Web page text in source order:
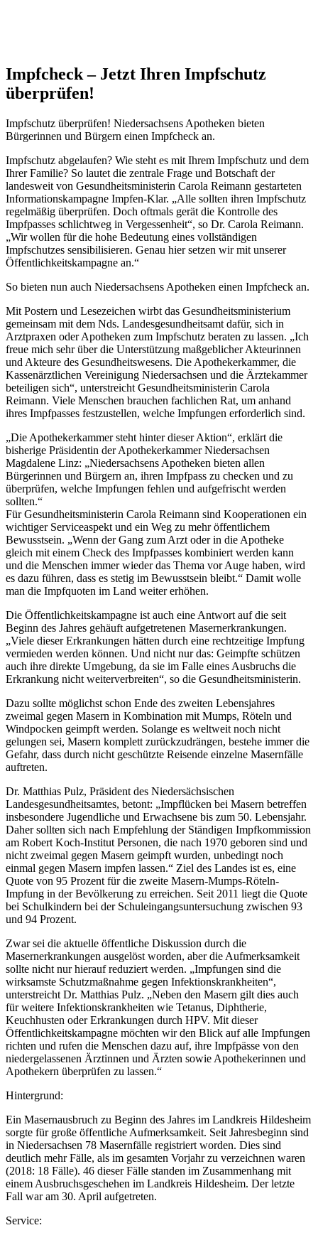
Impfcheck – Jetzt Ihren Impfschutz
überprüfen!
Impfschutz überprüfen! Niedersachsens Apotheken bieten
Bürgerinnen und Bürgern einen Impfcheck an.
Impfschutz abgelaufen? Wie steht es mit Ihrem Impfschutz und dem
Ihrer Familie? So lautet die zentrale Frage und Botschaft der
landesweit von Gesundheitsministerin Carola Reimann gestarteten
Informationskampagne Impfen-Klar. „Alle sollten ihren Impfschutz
regelmäßig überprüfen. Doch oftmals gerät die Kontrolle des
Impfpasses schlichtweg in Vergessenheit“, so Dr. Carola Reimann.
„Wir wollen für die hohe Bedeutung eines vollständigen
Impfschutzes sensibilisieren. Genau hier setzen wir mit unserer
Öffentlichkeitskampagne an.“
So bieten nun auch Niedersachsens Apotheken einen Impfcheck an.
Mit Postern und Lesezeichen wirbt das Gesundheitsministerium
gemeinsam mit dem Nds. Landesgesundheitsamt dafür, sich in
Arztpraxen oder Apotheken zum Impfschutz beraten zu lassen. „Ich
freue mich sehr über die Unterstützung maßgeblicher Akteurinnen
und Akteure des Gesundheitswesens. Die Apothekerkammer, die
Kassenärztlichen Vereinigung Niedersachsen und die Ärztekammer
beteiligen sich“, unterstreicht Gesundheitsministerin Carola
Reimann. Viele Menschen brauchen fachlichen Rat, um anhand
ihres Impfpasses festzustellen, welche Impfungen erforderlich sind.
„Die Apothekerkammer steht hinter dieser Aktion“, erklärt die
bisherige Präsidentin der Apothekerkammer Niedersachsen
Magdalene Linz: „Niedersachsens Apotheken bieten allen
Bürgerinnen und Bürgern an, ihren Impfpass zu checken und zu
überprüfen, welche Impfungen fehlen und aufgefrischt werden
sollten.“
Für Gesundheitsministerin Carola Reimann sind Kooperationen ein
wichtiger Serviceaspekt und ein Weg zu mehr öffentlichem
Bewusstsein. „Wenn der Gang zum Arzt oder in die Apotheke
gleich mit einem Check des Impfpasses kombiniert werden kann
und die Menschen immer wieder das Thema vor Auge haben, wird
es dazu führen, dass es stetig im Bewusstsein bleibt.“ Damit wolle
man die Impfquoten im Land weiter erhöhen.
Die Öffentlichkeitskampagne ist auch eine Antwort auf die seit
Beginn des Jahres gehäuft aufgetretenen Masernerkrankungen.
„Viele dieser Erkrankungen hätten durch eine rechtzeitige Impfung
vermieden werden können. Und nicht nur das: Geimpfte schützen
auch ihre direkte Umgebung, da sie im Falle eines Ausbruchs die
Erkrankung nicht weiterverbreiten“, so die Gesundheitsministerin.
Dazu sollte möglichst schon Ende des zweiten Lebensjahres
zweimal gegen Masern in Kombination mit Mumps, Röteln und
Windpocken geimpft werden. Solange es weltweit noch nicht
gelungen sei, Masern komplett zurückzudrängen, bestehe immer die
Gefahr, dass durch nicht geschützte Reisende einzelne Masernfälle
auftreten.
Dr. Matthias Pulz, Präsident des Niedersächsischen
Landesgesundheitsamtes, betont: „Impflücken bei Masern betreffen
insbesondere Jugendliche und Erwachsene bis zum 50. Lebensjahr.
Daher sollten sich nach Empfehlung der Ständigen Impfkommission
am Robert Koch-Institut Personen, die nach 1970 geboren sind und
nicht zweimal gegen Masern geimpft wurden, unbedingt noch
einmal gegen Masern impfen lassen.“ Ziel des Landes ist es, eine
Quote von 95 Prozent für die zweite Masern-Mumps-Röteln-
Impfung in der Bevölkerung zu erreichen. Seit 2011 liegt die Quote
bei Schulkindern bei der Schuleingangsuntersuchung zwischen 93
und 94 Prozent.
Zwar sei die aktuelle öffentliche Diskussion durch die
Masernerkrankungen ausgelöst worden, aber die Aufmerksamkeit
sollte nicht nur hierauf reduziert werden. „Impfungen sind die
wirksamste Schutzmaßnahme gegen Infektionskrankheiten“,
unterstreicht Dr. Matthias Pulz. „Neben den Masern gilt dies auch
für weitere Infektionskrankheiten wie Tetanus, Diphtherie,
Keuchhusten oder Erkrankungen durch HPV. Mit dieser
Öffentlichkeitskampagne möchten wir den Blick auf alle Impfungen
richten und rufen die Menschen dazu auf, ihre Impfpässe von den
niedergelassenen Ärztinnen und Ärzten sowie Apothekerinnen und
Apothekern überprüfen zu lassen.“
Hintergrund:
Ein Masernausbruch zu Beginn des Jahres im Landkreis Hildesheim
sorgte für große öffentliche Aufmerksamkeit. Seit Jahresbeginn sind
in Niedersachsen 78 Masernfälle registriert worden. Dies sind
deutlich mehr Fälle, als im gesamten Vorjahr zu verzeichnen waren
(2018: 18 Fälle). 46 dieser Fälle standen im Zusammenhang mit
einem Ausbruchsgeschehen im Landkreis Hildesheim. Der letzte
Fall war am 30. April aufgetreten.
Service: